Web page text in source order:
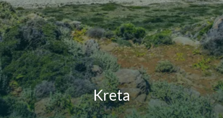
Kreta